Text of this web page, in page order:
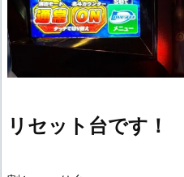
リセット台です！